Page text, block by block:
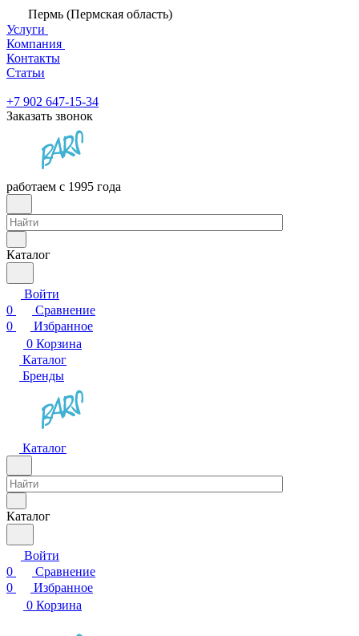
Пермь (Пермская область)
Услуги
Компания
Контакты
Статьи
+7 902 647-15-34
Заказать звонок
работаем с 1995 года
Каталог
Войти
0
Сравнение
0
Избранное
0 Корзина
Каталог
Бренды
Каталог
Каталог
Войти
0
Сравнение
0
Избранное
0 Корзина